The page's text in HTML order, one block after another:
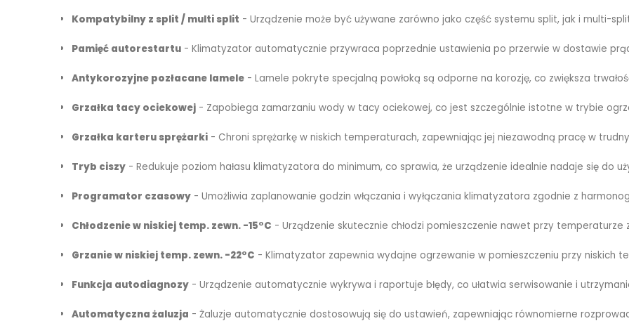
Kompatybilny z split / multi split - Urządzenie może być używane zarówno jako część systemu split, jak i multi-
Pamięć autorestartu - Klimatyzator automatycznie przywraca poprzednie ustawienia po przerwie w dostawie
Antykorozyjne pozłacane lamele - Lamele pokryte specjalną powłoką są odporne na korozję, co zwiększa
Grzałka tacy ociekowej - Zapobiega zamarzaniu wody w tacy ociekowej, co jest szczególnie istotne w trybie
Grzałka karteru sprężarki - Chroni sprężarkę w niskich temperaturach, zapewniając jej niezawodną pracę w
Tryb ciszy - Redukuje poziom hałasu klimatyzatora do minimum, co sprawia, że urządzenie idealnie nadaje się do
Programator czasowy - Umożliwia zaplanowanie godzin włączania i wyłączania klimatyzatora zgodnie z
Chłodzenie w niskiej temp. zewn. -15°C - Urządzenie skutecznie chłodzi pomieszczenie nawet przy temperaturze
Grzanie w niskiej temp. zewn. -22°C - Klimatyzator zapewnia wydajne ogrzewanie w pomieszczeniu przy niskich
Funkcja autodiagnozy - Urządzenie automatycznie wykrywa i raportuje błędy, co ułatwia serwisowanie i
Automatyczna żaluzja - Żaluzje automatycznie dostosowują się do ustawień, zapewniając równomierne